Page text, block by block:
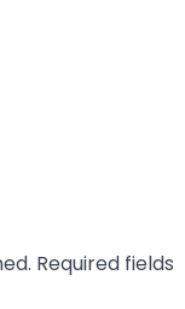
Required fields